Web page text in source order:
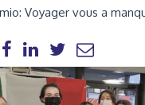
Voyager vous a